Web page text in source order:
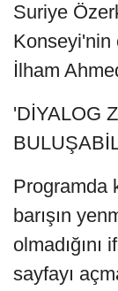
Suriye
Konseyi'nin
İlham
'DİYALOG
Programda
barışın
sayfayı